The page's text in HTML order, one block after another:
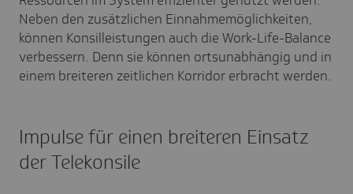
Neben den zusätzlichen Einnahmemöglichkeiten,
können Konsilleistungen auch die Work-Life-Balance
verbessern. Denn sie können ortsunabhängig und in
einem breiteren zeitlichen Korridor erbracht werden.
Impulse für einen breiteren Einsatz
der Telekonsile